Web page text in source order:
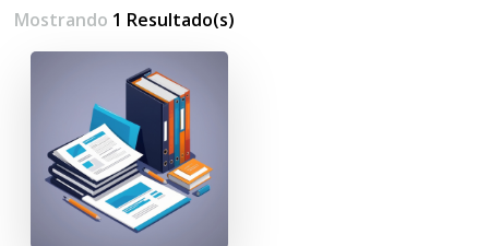
Mostrando 1 Resultado(s)